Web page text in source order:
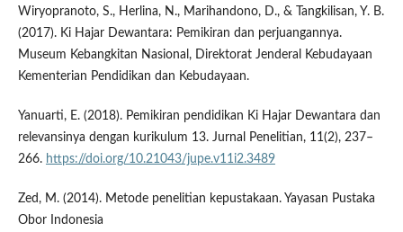
Wiryopranoto, S., Herlina, N., Marihandono, D., & Tangkilisan, Y. B.
(2017). Ki Hajar Dewantara: Pemikiran dan perjuangannya.
Museum Kebangkitan Nasional, Direktorat Jenderal Kebudayaan
Kementerian Pendidikan dan Kebudayaan.
Yanuarti, E. (2018). Pemikiran pendidikan Ki Hajar Dewantara dan
relevansinya dengan kurikulum 13. Jurnal Penelitian, 11(2), 237–
266. https://doi.org/10.21043/jupe.v11i2.3489
Zed, M. (2014). Metode penelitian kepustakaan. Yayasan Pustaka
Obor Indonesia